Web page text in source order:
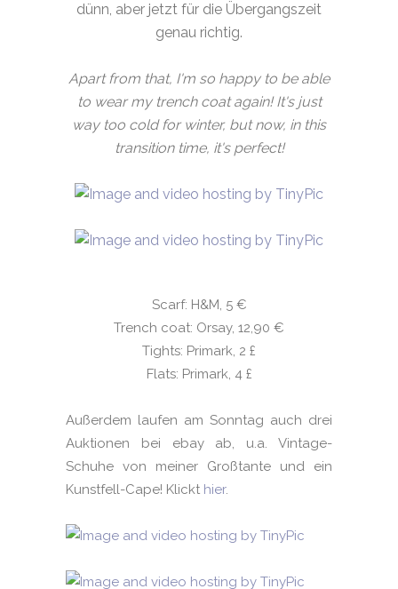
dünn, aber jetzt für die Übergangszeit
genau richtig.
Apart from that, I'm so happy to be able
to wear my trench coat again! It's just
way too cold for winter, but now, in this
transition time, it's perfect!
Scarf: H&M, 5 €
Trench coat: Orsay, 12,90 €
Tights: Primark, 2 £
Flats: Primark, 4 £
Außerdem laufen am Sonntag auch drei
Auktionen bei ebay ab, u.a. Vintage-
Schuhe von meiner Großtante und ein
Kunstfell-Cape! Klickt hier.